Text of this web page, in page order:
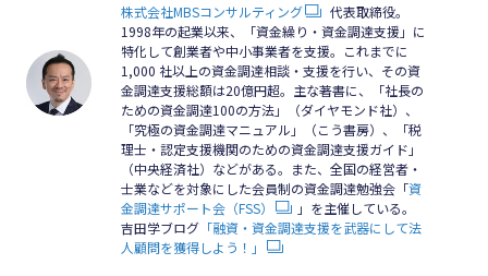
株式会社MBSコンサルティング
代表取締役。
1998年の起業以来、「資金繰り・資金調達支援」に
特化して創業者や中小事業者を支援。これまでに
1,000 社以上の資金調達相談・支援を行い、その資
金調達支援総額は20億円超。主な著書に、「社長の
ための資金調達100の方法」（ダイヤモンド社）、
「究極の資金調達マニュアル」（こう書房）、「税
理士・認定支援機関のための資金調達支援ガイド」
（中央経済社）などがある。また、全国の経営者・
士業などを対象にした会員制の資金調達勉強会「資
金調達サポート会（FSS）
」を主催している。
吉田学ブログ 「融資・資金調達支援を武器にして法
人顧問を獲得しよう！」